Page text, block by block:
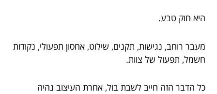
היא חוק טבע.
מעבר רוחב, נגישות, תקנים, שילוט, אחסון תפעולי, נקודות
חשמל, תפעול של צוות.
כל הדבר הזה חייב לשבת בול, אחרת העיצוב נהיה